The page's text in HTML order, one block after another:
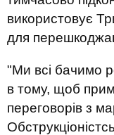
використовує
для
"Ми всі бачимо
в тому, щоб
переговорів з